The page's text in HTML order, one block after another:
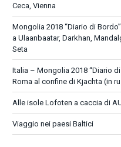
Ceca, Vienna
Mongolia 2018 “Diario di
a Ulaanbaatar, Darkhan,
Seta
Italia – Mongolia 2018 “Diario
Roma al confine di Kjachta (in
Alle isole Lofoten a caccia di
Viaggio nei paesi Baltici